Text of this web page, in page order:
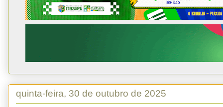
quinta-feira, 30 de outubro de 2025